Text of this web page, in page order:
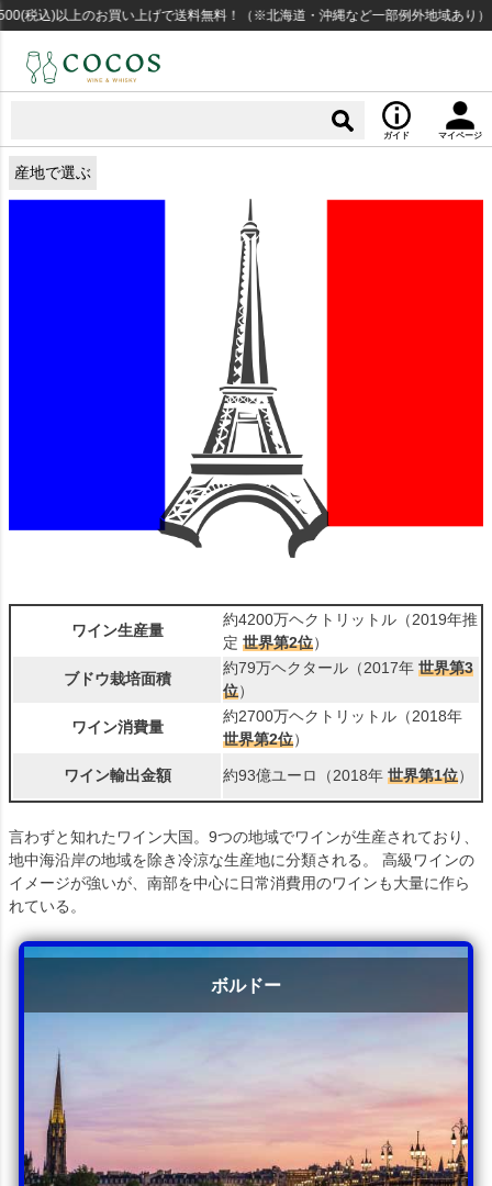
買い上げで送料無料！（※北海道・沖縄など一部例外地域あり） 14時
ガイド マイページ
産地で選ぶ
ワイン生産量
約4200万ヘクトリットル（2019年推
定 世界第2位）
ブドウ栽培面積
約79万ヘクタール（2017年 世界第3
位）
ワイン消費量
約2700万ヘクトリットル（2018年
世界第2位）
ワイン輸出金額 約93億ユーロ（2018年 世界第1位）
言わずと知れたワイン大国。9つの地域でワインが生産されており、
地中海沿岸の地域を除き冷涼な生産地に分類される。 高級ワインの
イメージが強いが、南部を中心に日常消費用のワインも大量に作ら
れている。
ボルドー